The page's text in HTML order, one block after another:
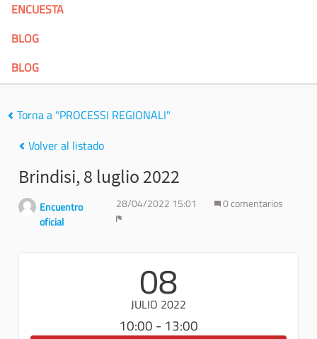
ENCUESTA
BLOG
BLOG
Torna a "PROCESSI REGIONALI"
Volver al listado
Brindisi, 8 luglio 2022
Encuentro
oficial
28/04/2022 15:01
0 comentarios
08
JULIO 2022
10:00 - 13:00